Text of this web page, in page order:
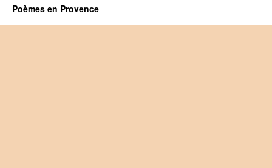
Poèmes en Provence